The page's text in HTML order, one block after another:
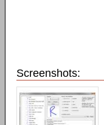
Screenshots: